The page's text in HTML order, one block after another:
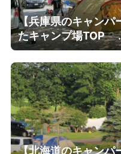
【兵庫県のキャンパ
たキャンプ場
【北海道のキャンパ